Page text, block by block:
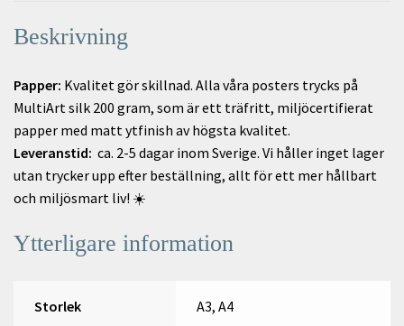
Beskrivning
Papper: Kvalitet gör skillnad. Alla våra posters trycks på
MultiArt silk 200 gram, som är ett träfritt, miljöcertifierat
papper med matt ytfinish av högsta kvalitet.
Leveranstid: ca. 2-5 dagar inom Sverige. Vi håller inget lager
utan trycker upp efter beställning, allt för ett mer hållbart
och miljösmart liv! ☀️
Ytterligare information
Storlek A3, A4